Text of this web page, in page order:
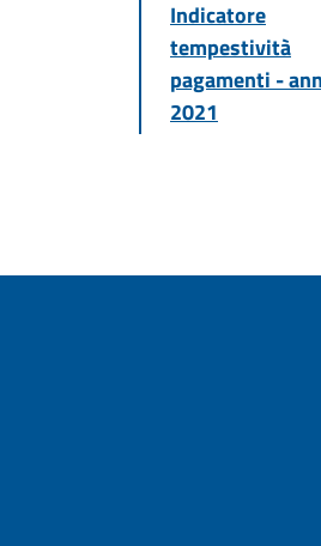
Indicatore
tempestività
pagamenti -
2021